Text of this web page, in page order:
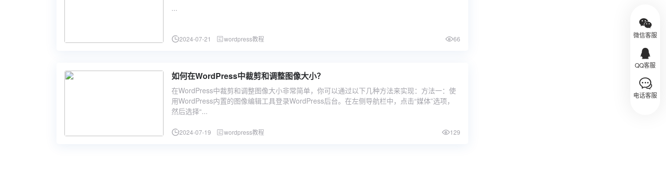
...
2024-07-21 wordpress教程 66
如何在WordPress中裁剪和调整图像大小？
在WordPress中裁剪和调整图像大小非常简单，你可以通过以下几种方法来实现：方法一：使
用WordPress内置的图像编辑工具登录WordPress后台。在左侧导航栏中，点击“媒体”选项，
然后选择“...
2024-07-19 wordpress教程 129
微信客服
QQ客服
电话客服